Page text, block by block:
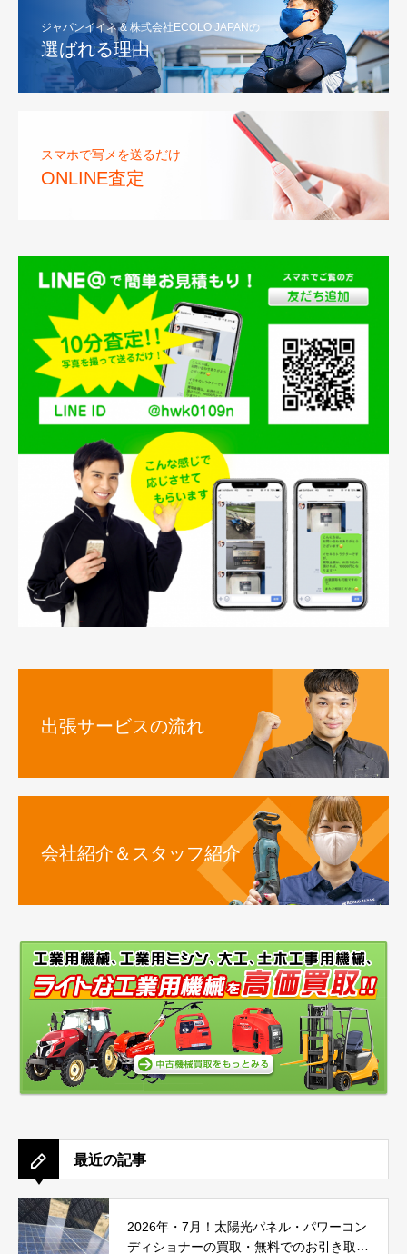
ジャパンイイネ & 株式会社ECOLO JAPANの
選ばれる理由
スマホで写メを送るだけ
ONLINE査定
出張サービスの流れ
会社紹介＆スタッフ紹介
最近の記事
2026年・7月！太陽光パネル・パワーコン
ディショナーの買取・無料でのお引き取り